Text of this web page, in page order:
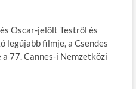
Oscar-jelölt Testről és
legújabb filmje, a Csendes
77. Cannes-i Nemzetközi